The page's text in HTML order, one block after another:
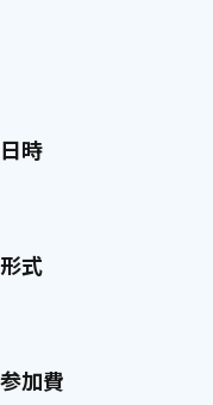
日時
形式
参加費